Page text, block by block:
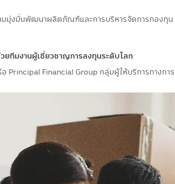
มมุ่งมั่นพัฒนาผลิตภัณฑ์และการบริหารจัดการกองทุ
ยทีมงานผู้เชี่ยวชาญการลงทุนระดับโลก
Principal Financial Group กลุ่มผู้ให้บริการทางก